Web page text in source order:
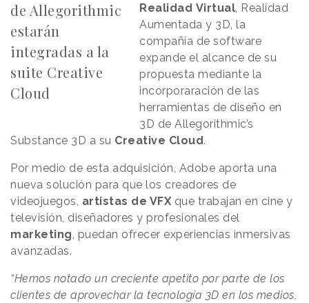
de Allegorithmic
estarán
integradas a la
suite Creative
Cloud
Realidad Virtual, Realidad
Aumentada y 3D, la
compañía de software
expande el alcance de su
propuesta mediante la
incorporaración de las
herramientas de diseño en
3D de Allegorithmic’s
Substance 3D a su Creative Cloud.
Por medio de esta adquisición, Adobe aporta una
nueva solución para que los creadores de
videojuegos, artistas de VFX que trabajan en cine y
televisión, diseñadores y profesionales del
marketing, puedan ofrecer experiencias inmersivas
avanzadas.
“Hemos notado un creciente apetito por parte de los
clientes de aprovechar la tecnología 3D en los medios,